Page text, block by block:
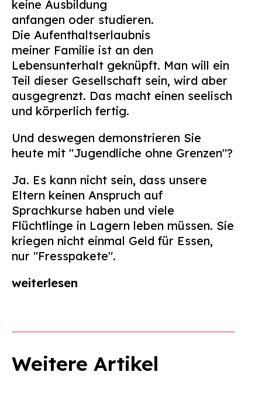
keine Ausbildung
anfangen oder studieren.
Die Aufenthaltserlaubnis
meiner Familie ist an den
Lebensunterhalt geknüpft. Man will ein
Teil dieser Gesellschaft sein, wird aber
ausgegrenzt. Das macht einen seelisch
und körperlich fertig.
Und deswegen demonstrieren Sie
heute mit "Jugendliche ohne Grenzen"?
Ja. Es kann nicht sein, dass unsere
Eltern keinen Anspruch auf
Sprachkurse haben und viele
Flüchtlinge in Lagern leben müssen. Sie
kriegen nicht einmal Geld für Essen,
nur "Fresspakete".
weiterlesen
Weitere Artikel